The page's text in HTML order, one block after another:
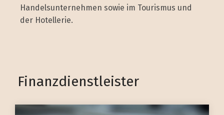
Handelsunternehmen sowie im Tourismus und
der Hotellerie.
Finanzdienstleister